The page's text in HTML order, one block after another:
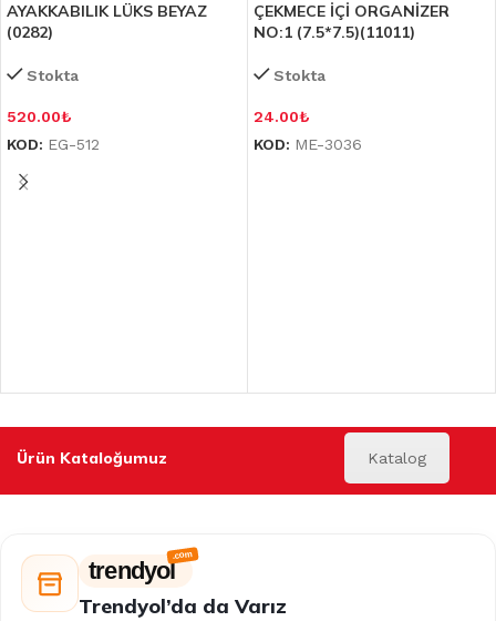
AYAKKABILIK LÜKS BEYAZ
(0282)
Stokta
520.00₺
KOD: EG-512
ÇEKMECE İÇİ ORGANİZER
NO:1 (7.5*7.5)(11011)
Stokta
24.00₺
KOD: ME-3036
Ürün Kataloğumuz Katalog
trendyol
Trendyol’da da Varız